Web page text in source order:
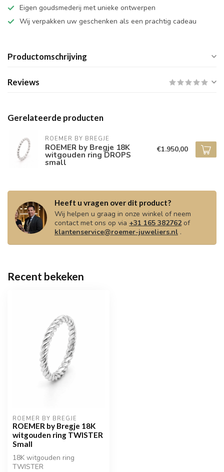
Eigen goudsmederij met unieke ontwerpen
Wij verpakken uw geschenken als een prachtig cadeau
Productomschrijving
Reviews
Gerelateerde producten
ROEMER BY BREGJE
ROEMER by Bregje 18K
witgouden ring DROPS
small
€1.950,00
Heeft u vragen over dit product?
Wij helpen u graag in onze winkel of neem
contact met ons op via +31 165 382762of
klantenservice@roemer-juweliers.nl .
Recent bekeken
ROEMER BY BREGJE
ROEMER by Bregje 18K
witgouden ring TWISTER
Small
18K witgouden ring
TWISTER